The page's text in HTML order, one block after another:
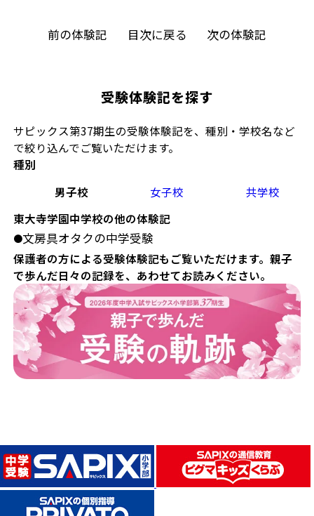
受験体験記を探す
サピックス第37期生の受験体験記を、種別・学校名など
で絞り込んでご覧いただけます。
種別
男子校
女子校
共学校
東大寺学園中学校の他の体験記
●文房具オタクの中学受験
保護者の方による受験体験記もご覧いただけます。親子
で歩んだ日々の記録を、あわせてお読みください。
前の体験記 目次に戻る 次の体験記